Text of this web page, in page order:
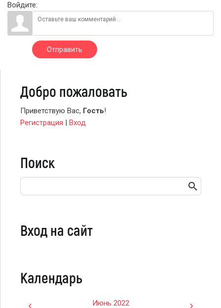
Войдите:
Отправить
Добро пожаловать
Приветствую Вас, Гость!
Регистрация | Вход
Поиск
Вход на сайт
Календарь
Июнь 2022